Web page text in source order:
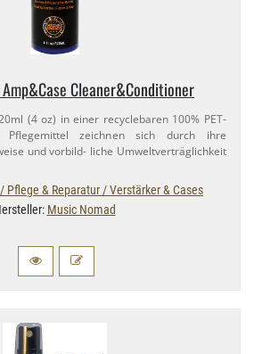
Cleaner&Conditioner
(4 oz) in einer recyclebaren 100% PET-​
Pflegemittel zeichnen sich durch ihre
und vorbild- liche Umweltverträglichkeit
/ Pflege & Reparatur / Verstärker & Cases
Music Nomad